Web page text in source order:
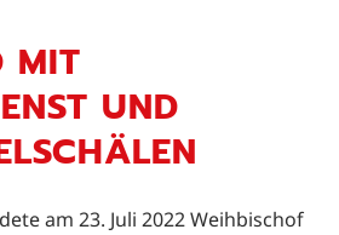
MIT
UND
am 23. Juli 2022 Weihbischof